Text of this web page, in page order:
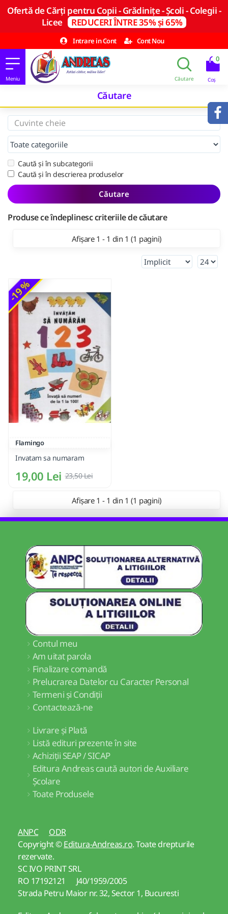
Ofertă de Cărți pentru Copii - Grădinițe - Școli - Colegii -
Licee REDUCERI ÎNTRE 35% și 65%
Intrare in Cont
Cont Nou
0
Căutare
Caută și în subcategorii
Caută și în descrierea produselor
Căutare
Produse ce îndeplinesc criteriile de căutare
Afișare 1 - 1 din 1 (1 pagini)
-19 %
Flamingo
Invatam sa numaram
19,00 Lei 23,50 Lei
Afișare 1 - 1 din 1 (1 pagini)
Contul meu
Am uitat parola
Finalizare comandă
Prelucrarea Datelor cu Caracter Personal
Termeni și Condiții
Contactează-ne
Livrare și Plată
Listă edituri prezente în site
Achiziții SEAP / SICAP
Editura Andreas caută autori de Auxiliare
Școlare
Toate Produsele
ANPC
ODR
Copyright ©Editura-Andreas.ro. Toate drepturile
rezervate.
SC IVO PRINT SRL
RO 17192121 J40/1959/2005
Strada Petru Maior nr. 32, Sector 1, Bucuresti